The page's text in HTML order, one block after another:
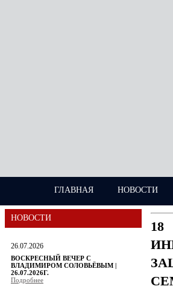
ГЛАВНАЯ НОВОСТИ
НОВОСТИ
26.07.2026
ВОСКРЕСНЫЙ ВЕЧЕР С
ВЛАДИМИРОМ СОЛОВЬЁВЫМ |
26.07.2026Г.
Подробнее